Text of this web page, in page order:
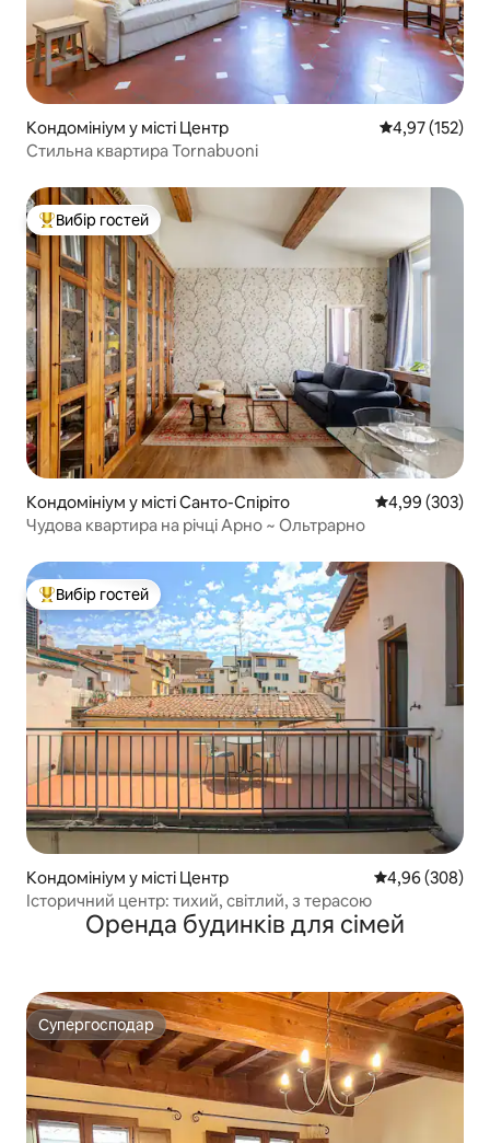
Кондомініум у місті Центр Середня
4,97 (152)
Стильна квартира Tornabuoni
Топ вибір гостей
Вибір гостей
Кондомініум у місті Санто-Спіріто Середня
4,99 (303)
Чудова квартира на річці Арно ~ Ольтрарно
Топ вибір гостей
Вибір гостей
Кондомініум у місті Центр Середня
4,96 (308)
Історичний центр: тихий, світлий, з терасою
Оренда будинків для сімей
Супергосподар
Супергосподар